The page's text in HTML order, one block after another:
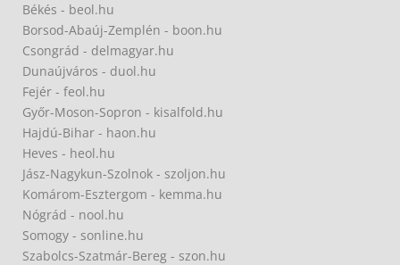
Békés - beol.hu
Borsod-Abaúj-Zemplén - boon.hu
Csongrád - delmagyar.hu
Dunaújváros - duol.hu
Fejér - feol.hu
Győr-Moson-Sopron - kisalfold.hu
Hajdú-Bihar - haon.hu
Heves - heol.hu
Jász-Nagykun-Szolnok - szoljon.hu
Komárom-Esztergom - kemma.hu
Nógrád - nool.hu
Somogy - sonline.hu
Szabolcs-Szatmár-Bereg - szon.hu